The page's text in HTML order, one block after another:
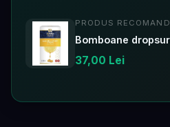
PRODUS
37,00 Lei